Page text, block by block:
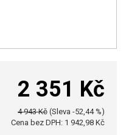
2 351 Kč
4 943 Kč (Sleva -52,44 %)
Cena bez DPH: 1 942,98 Kč